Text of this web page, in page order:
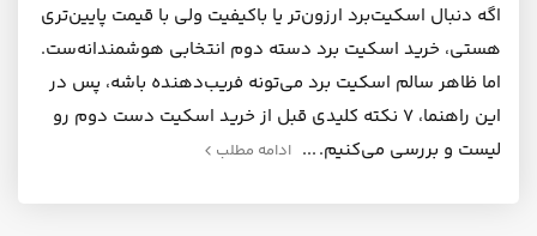
اگه دنبال اسکیت‌برد ارزون‌تر یا باکیفیت ولی با قیمت پایین‌تری
هستی، خرید اسکیت برد دسته دوم انتخابی هوشمندانه‌ست.
اما ظاهر سالم اسکیت برد می‌تونه فریب‌دهنده باشه، پس در
این راهنما، ۷ نکته کلیدی قبل از خرید اسکیت دست دوم رو
لیست و بررسی می‌کنیم.
ادامه مطلب